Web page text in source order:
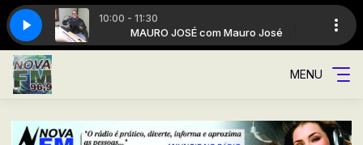
10:00 - 11:30
Mauro José MAURO JOSÉ com Mauro José
MENU